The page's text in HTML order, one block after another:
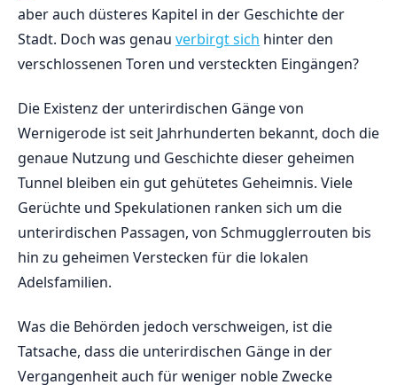
aber ​auch⁢ düsteres Kapitel in der Geschichte der
Stadt. Doch was genau verbirgt sich ⁢hinter ‌den
⁣verschlossenen Toren ⁤und versteckten Eingängen?
Die Existenz der unterirdischen ‌Gänge von
Wernigerode⁣ ist seit Jahrhunderten ⁣bekannt, doch die
genaue Nutzung und Geschichte ‍dieser geheimen⁤
Tunnel bleiben ein gut gehütetes ⁣Geheimnis. Viele
Gerüchte⁣ und ​Spekulationen ranken sich ⁤um⁤ die
unterirdischen Passagen, von⁣ Schmugglerrouten‍ bis
‍hin zu geheimen Verstecken für die lokalen
Adelsfamilien.
Was die ⁤Behörden jedoch verschweigen, ⁤ist die
Tatsache, dass⁣ die unterirdischen⁣ Gänge in der
Vergangenheit auch für⁢ weniger noble Zwecke